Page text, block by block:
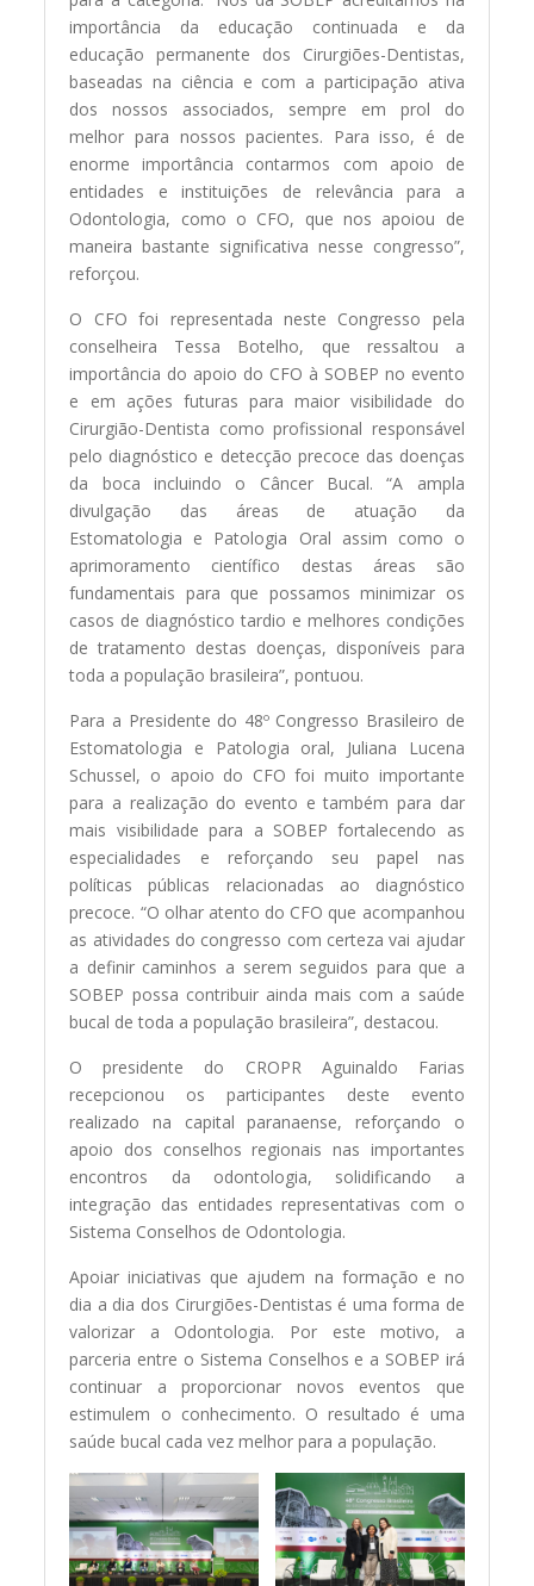
importância da educação continuada e da
educação permanente dos Cirurgiões-Dentistas,
baseadas na ciência e com a participação ativa
dos nossos associados, sempre em prol do
melhor para nossos pacientes. Para isso, é de
enorme importância contarmos com apoio de
entidades e instituições de relevância para a
Odontologia, como o CFO, que nos apoiou de
maneira bastante significativa nesse congresso”,
reforçou.
O CFO foi representada neste Congresso pela
conselheira Tessa Botelho, que ressaltou a
importância do apoio do CFO à SOBEP no evento
e em ações futuras para maior visibilidade do
Cirurgião-Dentista como profissional responsável
pelo diagnóstico e detecção precoce das doenças
da boca incluindo o Câncer Bucal. “A ampla
divulgação das áreas de atuação da
Estomatologia e Patologia Oral assim como o
aprimoramento científico destas áreas são
fundamentais para que possamos minimizar os
casos de diagnóstico tardio e melhores condições
de tratamento destas doenças, disponíveis para
toda a população brasileira”, pontuou.
Para a Presidente do 48º Congresso Brasileiro de
Estomatologia e Patologia oral, Juliana Lucena
Schussel, o apoio do CFO foi muito importante
para a realização do evento e também para dar
mais visibilidade para a SOBEP fortalecendo as
especialidades e reforçando seu papel nas
políticas públicas relacionadas ao diagnóstico
precoce. “O olhar atento do CFO que acompanhou
as atividades do congresso com certeza vai ajudar
a definir caminhos a serem seguidos para que a
SOBEP possa contribuir ainda mais com a saúde
bucal de toda a população brasileira”, destacou.
O presidente do CROPR Aguinaldo Farias
recepcionou os participantes deste evento
realizado na capital paranaense, reforçando o
apoio dos conselhos regionais nas importantes
encontros da odontologia, solidificando a
integração das entidades representativas com o
Sistema Conselhos de Odontologia.
Apoiar iniciativas que ajudem na formação e no
dia a dia dos Cirurgiões-Dentistas é uma forma de
valorizar a Odontologia. Por este motivo, a
parceria entre o Sistema Conselhos e a SOBEP irá
continuar a proporcionar novos eventos que
estimulem o conhecimento. O resultado é uma
saúde bucal cada vez melhor para a população.